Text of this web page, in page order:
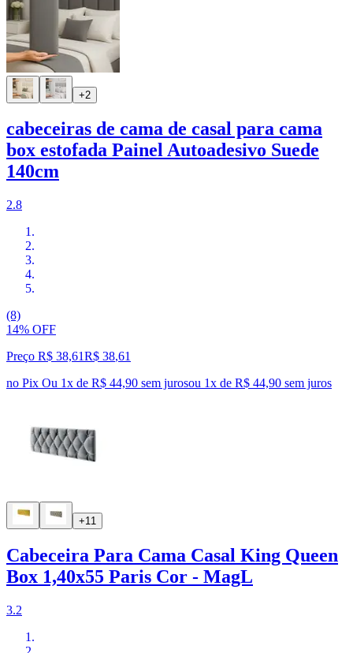
+2
cabeceiras de cama de casal para cama
box estofada Painel Autoadesivo Suede
140cm
2.8
(8)
14% OFF
Preço R$ 38,61R$ 38,61
no Pix Ou 1x de R$ 44,90 sem jurosou 1x de R$ 44,90 sem juros
+11
Cabeceira Para Cama Casal King Queen
Box 1,40x55 Paris Cor - MagL
3.2